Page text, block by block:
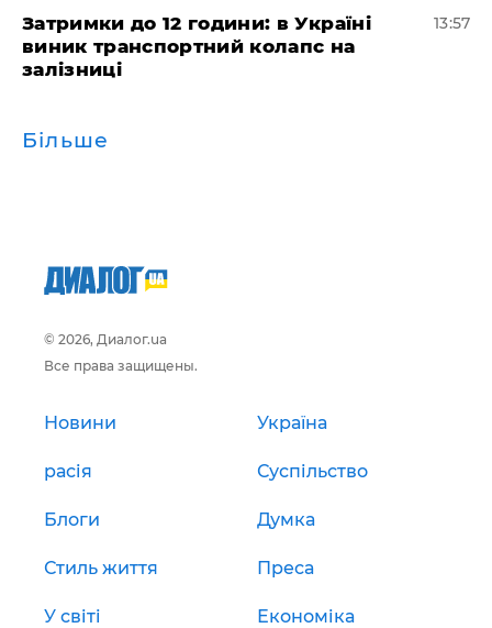
Затримки до 12 години: в Україні
виник транспортний колапс на
залізниці
13:57
Більше
© 2026, Диалог.ua
Все права защищены.
Новини Україна
расія Суспільство
Блоги Думка
Стиль життя Преса
У світі Економіка